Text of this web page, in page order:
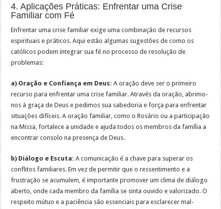
4. Aplicações Práticas: Enfrentar uma Crise
Familiar com Fé
Enfrentar uma crise familiar exige uma combinação de recursos
espirituais e práticos. Aqui estão algumas sugestões de como os
católicos podem integrar sua fé no processo de resolução de
problemas:
a) Oração e Confiança em Deus: A oração deve ser o primeiro
recurso para enfrentar uma crise familiar. Através da oração, abrimo-
nos à graça de Deus e pedimos sua sabedoria e força para enfrentar
situações difíceis. A oração familiar, como o Rosário ou a participação
na Missa, fortalece a unidade e ajuda todos os membros da família a
encontrar consolo na presença de Deus.
b) Diálogo e Escuta: A comunicação é a chave para superar os
conflitos familiares. Em vez de permitir que o ressentimento e a
frustração se acumulem, é importante promover um clima de diálogo
aberto, onde cada membro da família se sinta ouvido e valorizado. O
respeito mútuo e a paciência são essenciais para esclarecer mal-